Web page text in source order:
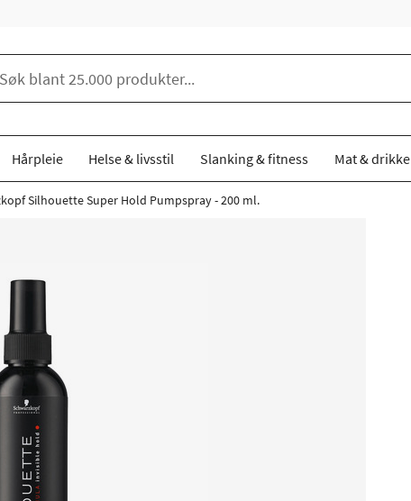
Hårpleie Helse & livsstil Slanking & fitness Mat & drikke
Silhouette Super Hold Pumpspray - 200 ml.